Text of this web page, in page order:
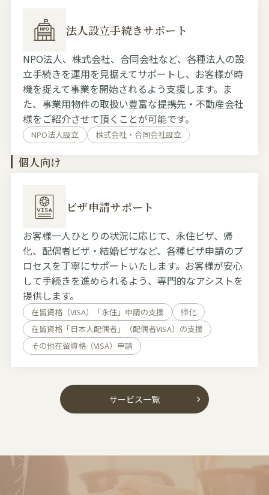
法人設立手続きサポート
NPO法人、株式会社、合同会社など、各種法人の設
立手続きを運用を見据えてサポートし、お客様が時
機を捉えて事業を開始されるよう支援します。ま
た、事業用物件の取扱い豊富な提携先・不動産会社
様をご紹介させて頂くことが可能です。
NPO法人設立 株式会社・合同会社設立
個人向け
ビザ申請サポート
お客様一人ひとりの状況に応じて、永住ビザ、帰
化、配偶者ビザ・結婚ビザなど、各種ビザ申請のプ
ロセスを丁寧にサポートいたします。お客様が安心
して手続きを進められるよう、専門的なアシストを
提供します。
在留資格（VISA）「永住」申請の支援
帰化
在留資格「日本人配偶者」（配偶者VISA）の支援
その他在留資格（VISA）申請
サービス一覧